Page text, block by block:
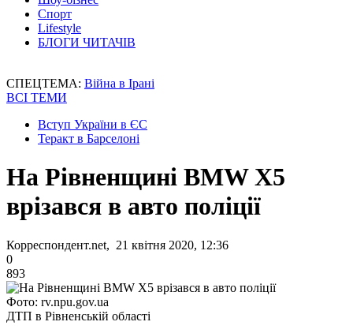
Спорт
Lifestyle
БЛОГИ ЧИТАЧІВ
СПЕЦТЕМА: Війна в Ірані
ВСІ ТЕМИ
Вступ України в ЄС
Теракт в Барселоні
На Рівненщині BMW X5
врізався в авто поліції
Корреспондент.net, 21 квітня 2020, 12:36
0
893
Фото: rv.npu.gov.ua
ДТП в Рівненській області